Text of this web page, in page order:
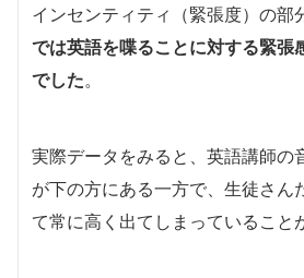
インセンティティ（緊張度）の部
では英語を喋ることに対する緊張
でした。
実際データをみると、英語講師の
が下の方にある一方で、生徒さん
て常に高く出てしまっていること